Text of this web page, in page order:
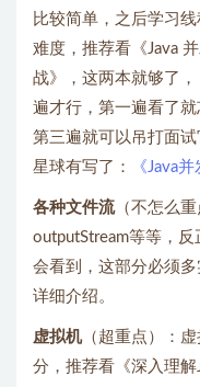
比较简单，之后学习
难度，推荐看《Java
战》，这两本就够了
遍才行，第一遍看了
第三遍就可以吊打面
星球有写了：
《Java
各种文件流（不怎么重
outputStream等等，
会看到，这部分必须
详细介绍。
虚拟机（超重点）：
分，推荐看《深入理